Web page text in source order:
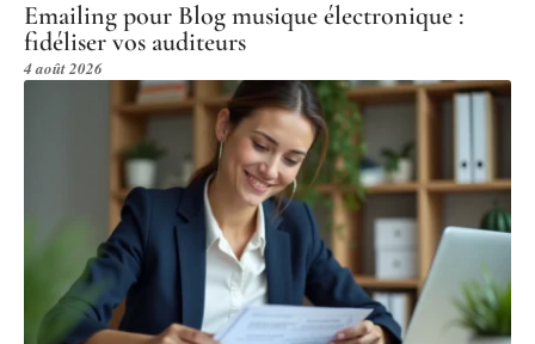
Emailing pour Blog musique électronique :
fidéliser vos auditeurs
4 août 2026